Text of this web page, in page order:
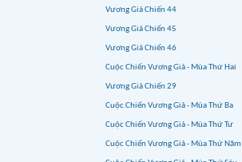
Vương Giả Chiến 44
Vương Giả Chiến 45
Vương Giả Chiến 46
Cuộc Chiến Vương Giả - Mùa Thứ Hai
Vương Giả Chiến 29
Cuộc Chiến Vương Giả - Mùa Thứ Ba
Cuộc Chiến Vương Giả - Mùa Thứ Tư
Cuộc Chiến Vương Giả - Mùa Thứ Năm